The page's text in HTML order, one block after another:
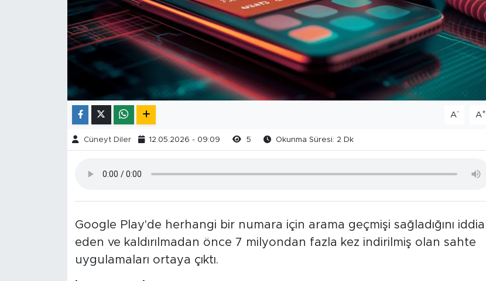
A- A+
Cüneyt Diler 12.05.2026 - 09:09 5 Okunma Süresi: 2 Dk
Google Play'de herhangi bir numara için arama geçmişi sağladığını iddia
eden ve kaldırılmadan önce 7 milyondan fazla kez indirilmiş olan sahte
uygulamaları ortaya çıktı.